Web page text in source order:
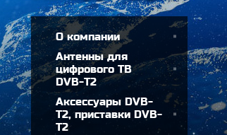
О компании
Антенны для
цифрового ТВ
DVB-T2
Аксессуары DVB-
T2, приставки DVB-
T2